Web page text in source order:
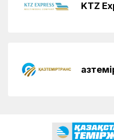
KTZ